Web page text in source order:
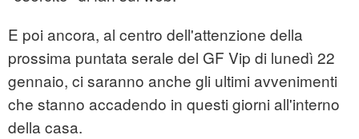
E poi ancora, al centro dell'attenzione della
prossima puntata serale del GF Vip di lunedì 22
gennaio, ci saranno anche gli ultimi avvenimenti
che stanno accadendo in questi giorni all'interno
della casa.